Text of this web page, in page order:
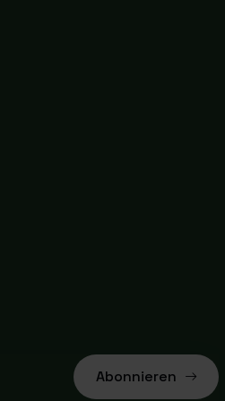
Abonnieren